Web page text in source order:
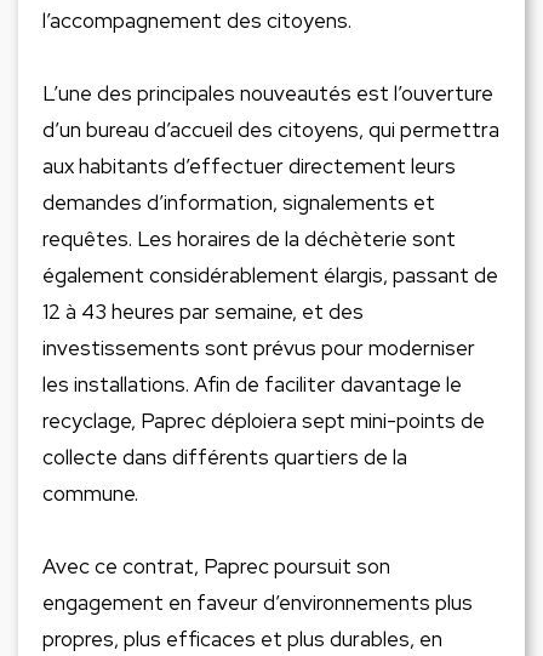
l’accompagnement des citoyens.
L’une des principales nouveautés est l’ouverture
d’un bureau d’accueil des citoyens, qui permettra
aux habitants d’effectuer directement leurs
demandes d’information, signalements et
requêtes. Les horaires de la déchèterie sont
également considérablement élargis, passant de
12 à 43 heures par semaine, et des
investissements sont prévus pour moderniser
les installations. Afin de faciliter davantage le
recyclage, Paprec déploiera sept mini-points de
collecte dans différents quartiers de la
commune.
Avec ce contrat, Paprec poursuit son
engagement en faveur d’environnements plus
propres, plus efficaces et plus durables, en